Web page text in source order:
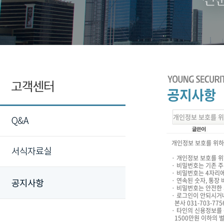
개인정보 보호를
개인정보 보호를 위
· 개인정보 보호를
· 비밀번호는 기존
· 비밀번호는 4자리
· 연속된 숫자, 통장
· 비밀번호는 안전
· 로그인이 안되시
본사 031-703-
· 타인의 신용정보
1500만원 이하의